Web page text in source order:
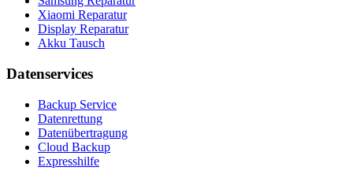
Xiaomi Reparatur
Display Reparatur
Akku Tausch
Datenservices
Backup Service
Datenrettung
Datenübertragung
Cloud Backup
Expresshilfe